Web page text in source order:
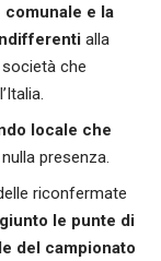
comunale e la
alla
che
locale che
presenza.
riconfermate
le punte di
del campionato